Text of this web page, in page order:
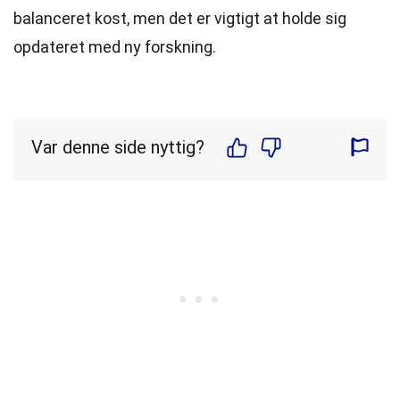
balanceret kost, men det er vigtigt at holde sig
opdateret med ny forskning.
Var denne side nyttig?